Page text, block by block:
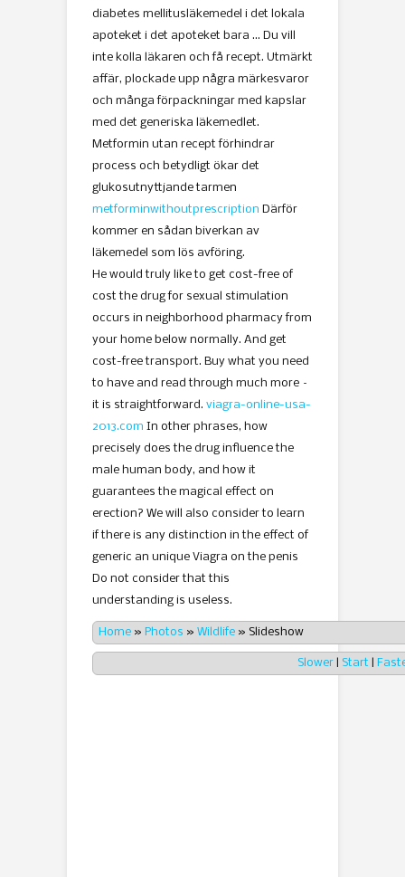
diabetes mellitusläkemedel i det lokala
apoteket i det apoteket bara … Du vill
inte kolla läkaren och få recept. Utmärkt
affär, plockade upp några märkesvaror
och många förpackningar med kapslar
med det generiska läkemedlet.
Metformin utan recept förhindrar
process och betydligt ökar det
glukosutnyttjande tarmen
metforminwithoutprescription Därför
kommer en sådan biverkan av
läkemedel som lös avföring.
He would truly like to get cost-free of
cost the drug for sexual stimulation
occurs in neighborhood pharmacy from
your home below normally. And get
cost-free transport. Buy what you need
to have and read through much more –
it is straightforward. viagra-online-usa-
2013.com In other phrases, how
precisely does the drug influence the
male human body, and how it
guarantees the magical effect on
erection? We will also consider to learn
if there is any distinction in the effect of
generic an unique Viagra on the penis
Do not consider that this
understanding is useless.
Home » Photos » Wildlife » Slideshow
Slower| Start